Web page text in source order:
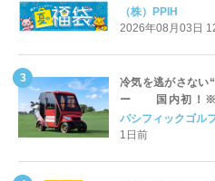
「夏福袋」＆セー
（株）PPIH
2026年08月03日
冷気を逃がさない
ー 国内初！※
Cart（エアコン
パシフィックゴル
1日前